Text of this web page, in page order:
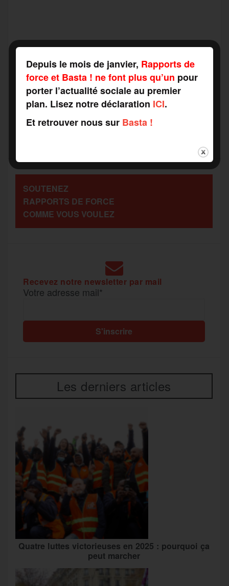
a
c
e
o
o
k
w
i
t
e
m
a
i
e
s
s
g
e
r
a
a
g
e
SOUTENEZ
RAPPORTS DE FORCE
COMME VOUS VOULEZ
Recevez notre newsletter par mail
Votre adresse mail*
Les derniers articles
Quatre luttes victorieuses en 2025 : pourquoi ça
peut marcher
Depuis le mois de janvier, Rapports de
force et Basta ! ne font plus qu’un pour
porter l’actualité sociale au premier
plan. Lisez notre déclaration ICI.
Et retrouver nous sur Basta !